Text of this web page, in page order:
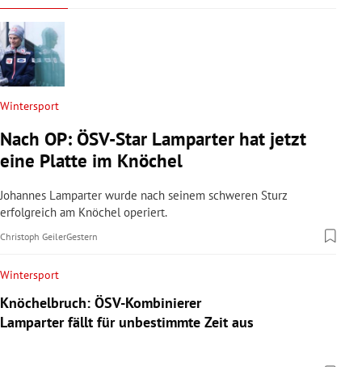
Wintersport
Nach OP: ÖSV-Star Lamparter hat jetzt
eine Platte im Knöchel
Johannes Lamparter wurde nach seinem schweren Sturz
erfolgreich am Knöchel operiert.
Christoph GeilerGestern
Wintersport
Knöchelbruch: ÖSV-Kombinierer
Lamparter fällt für unbestimmte Zeit aus